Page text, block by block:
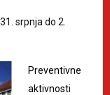
srpnja do 2.
Preventivne
aktivnosti